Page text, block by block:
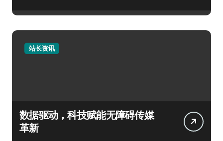
站长资讯
数据驱动，科技赋能无障碍传媒
革新